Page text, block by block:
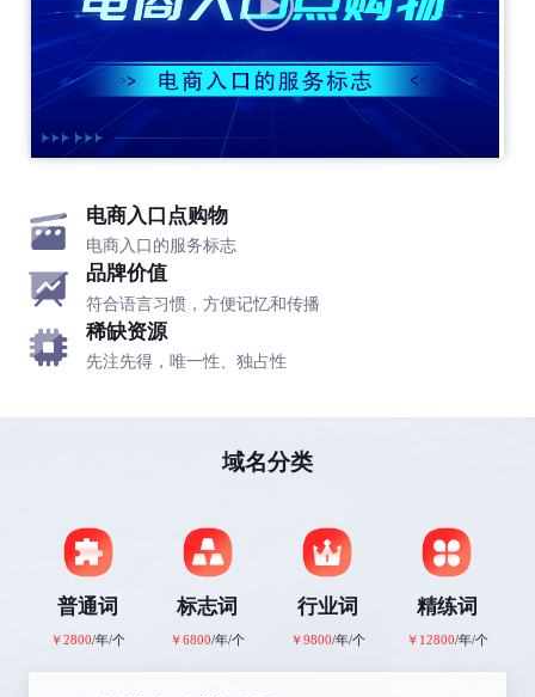
电商入口点购物
电商入口的服务标志
品牌价值
符合语言习惯，方便记忆和传播
稀缺资源
先注先得，唯一性、独占性
域名分类
普通词
￥2800/年/个
标志词
￥6800/年/个
行业词
￥9800/年/个
精练词
￥12800/年/个